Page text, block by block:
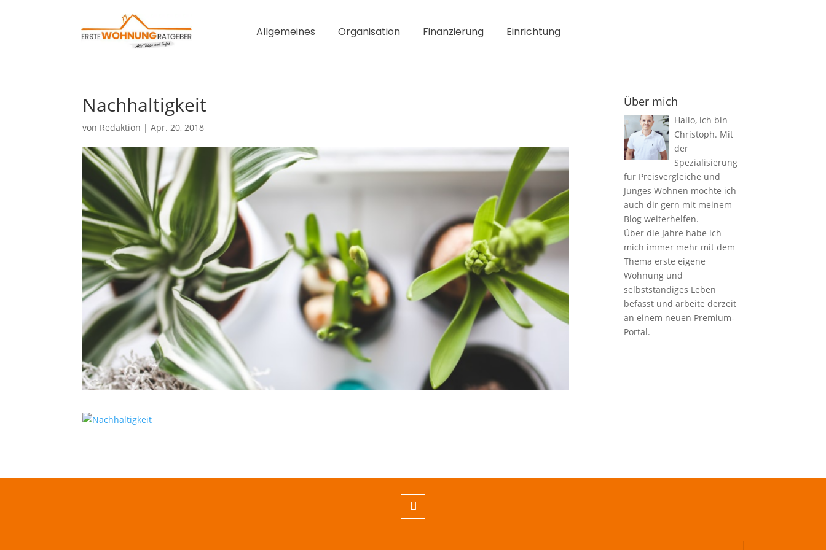
Allgemeines Organisation Finanzierung Einrichtung
Nachhaltigkeit
von Redaktion |Apr. 20, 2018
Über mich
Hallo, ich bin
Christoph. Mit
der
Spezialisierung
für Preisvergleiche und
Junges Wohnen möchte ich
auch dir gern mit meinem
Blog weiterhelfen.
Über die Jahre habe ich
mich immer mehr mit dem
Thema erste eigene
Wohnung und
selbstständiges Leben
befasst und arbeite derzeit
an einem neuen Premium-
Portal.